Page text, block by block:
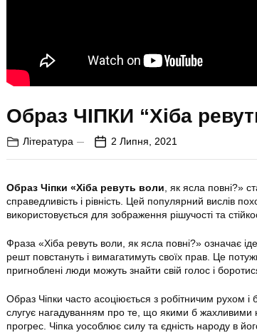
Образ ЧІПКИ “Хіба
Література 2 Липня, 2021
Образ Чіпки «Хіба ревуть воли, як ясла повні?»
справедливість і рівність. Цей популярний вислів
використовується для зображення рішучості та
Фраза «Хіба ревуть воли, як ясла повні?» означає
решт повстануть і вимагатимуть своїх прав. Це
пригноблені люди можуть знайти свій голос і
Образ Чіпки часто асоціюється з робітничим рухом і
слугує нагадуванням про те, що якими б жахливими
прогрес. Чіпка уособлює силу та єдність народу в